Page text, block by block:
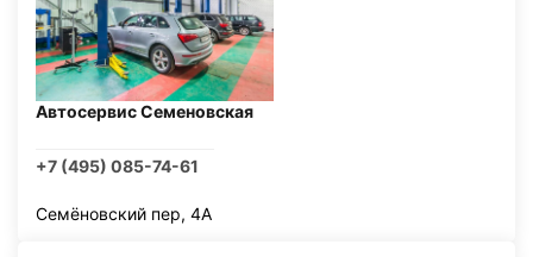
Автосервис Семеновская
+7 (495) 085-74-61
Семёновский пер, 4А